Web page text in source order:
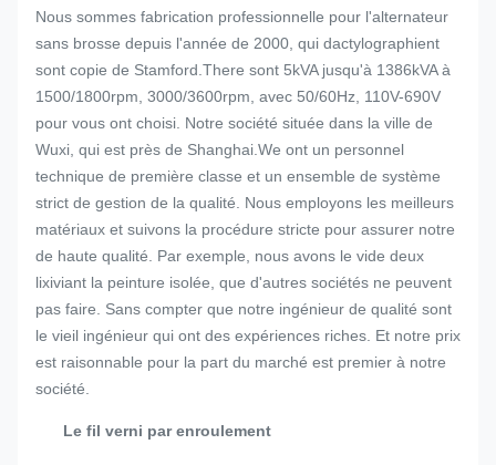
Nous sommes fabrication professionnelle pour l'alternateur
sans brosse depuis l'année de 2000, qui dactylographient
sont copie de Stamford.There sont 5kVA jusqu'à 1386kVA à
1500/1800rpm, 3000/3600rpm, avec 50/60Hz, 110V-690V
pour vous ont choisi. Notre société située dans la ville de
Wuxi, qui est près de Shanghai.We ont un personnel
technique de première classe et un ensemble de système
strict de gestion de la qualité. Nous employons les meilleurs
matériaux et suivons la procédure stricte pour assurer notre
de haute qualité. Par exemple, nous avons le vide deux
lixiviant la peinture isolée, que d'autres sociétés ne peuvent
pas faire. Sans compter que notre ingénieur de qualité sont
le vieil ingénieur qui ont des expériences riches. Et notre prix
est raisonnable pour la part du marché est premier à notre
société.
Le fil verni par enroulement